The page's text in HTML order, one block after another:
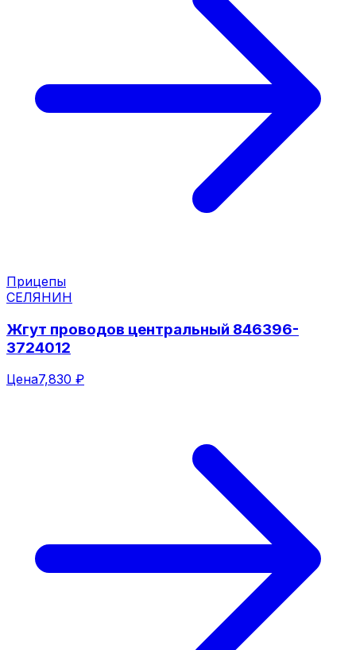
Прицепы
СЕЛЯНИН
Жгут проводов центральный 846396-
3724012
Цена7,830 ₽